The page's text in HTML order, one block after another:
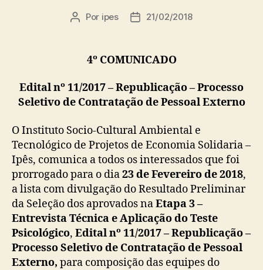
Autor
Por ipes
Data21/02/2018
4º COMUNICADO
Edital nº 11/2017 – Republicação –Processo
Seletivo de Contratação de Pessoal Externo
O Instituto Socio-Cultural Ambiental e
Tecnológico de Projetos de Economia Solidaria –
Ipês, comunica a todos os interessados que foi
prorrogado para o dia23 de Fevereiro de 2018,
a lista com divulgação do Resultado Preliminar
da Seleção dos aprovados naEtapa 3 –
Entrevista Técnica e Aplicação do Teste
Psicológico, Edital nº 11/2017 – Republicação –
Processo Seletivo de Contratação de Pessoal
Externo, para composição das equipes do